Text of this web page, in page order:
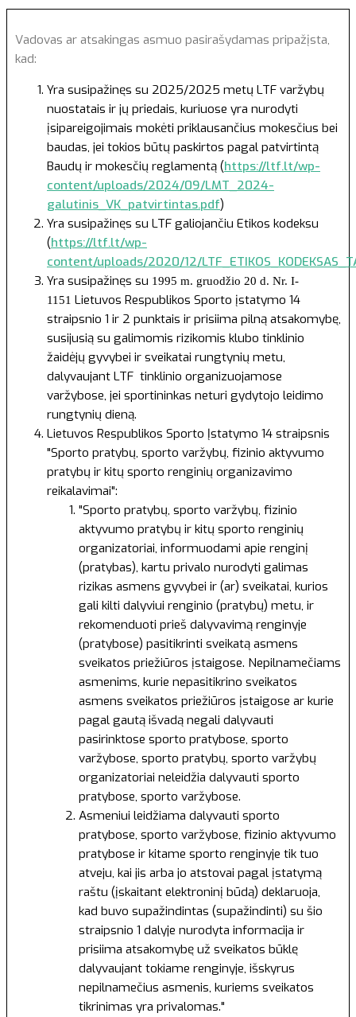
Vadovas ar atsakingas asmuo pasirašydamas pripažįsta,
kad:
Yra susipažinęs su 2025/2025 metų LTF varžybų
nuostatais ir jų priedais, kuriuose yra nurodyti
įsipareigojimais mokėti priklausančius mokesčius bei
baudas, jei tokios būtų paskirtos pagal patvirtintą
Baudų ir mokesčių reglamentą (https://ltf.lt/wp-
content/uploads/2024/09/LMT_2024-
galutinis_VK_patvirtintas.pdf)
Yra susipažinęs su LTF galiojančiu Etikos kodeksu
(https://ltf.lt/wp-
content/uploads/2020/12/
Yra susipažinęs su 1995 m. gruodžio 20 d. Nr. I-
1151 Lietuvos Respublikos Sporto įstatymo 14
straipsnio 1 ir 2 punktais ir prisiima pilną atsakomybę,
susijusią su galimomis rizikomis klubo tinklinio
žaidėjų gyvybei ir sveikatai rungtynių metu,
dalyvaujant LTF tinklinio organizuojamose
varžybose, jei sportininkas neturi gydytojo leidimo
rungtynių dieną.
Lietuvos Respublikos Sporto Įstatymo 14 straipsnis
"Sporto pratybų, sporto varžybų, fizinio aktyvumo
pratybų ir kitų sporto renginių organizavimo
reikalavimai":
"Sporto pratybų, sporto varžybų, fizinio
aktyvumo pratybų ir kitų sporto renginių
organizatoriai, informuodami apie renginį
(pratybas), kartu privalo nurodyti galimas
rizikas asmens gyvybei ir (ar) sveikatai, kurios
gali kilti dalyviui renginio (pratybų) metu, ir
rekomenduoti prieš dalyvavimą renginyje
(pratybose) pasitikrinti sveikatą asmens
sveikatos priežiūros įstaigose. Nepilnamečiams
asmenims, kurie nepasitikrino sveikatos
asmens sveikatos priežiūros įstaigose ar kurie
pagal gautą išvadą negali dalyvauti
pasirinktose sporto pratybose, sporto
varžybose, sporto pratybų, sporto varžybų
organizatoriai neleidžia dalyvauti sporto
pratybose, sporto varžybose.
Asmeniui leidžiama dalyvauti sporto
pratybose, sporto varžybose, fizinio aktyvumo
pratybose ir kitame sporto renginyje tik tuo
atveju, kai jis arba jo atstovai pagal įstatymą
raštu (įskaitant elektroninį būdą) deklaruoja,
kad buvo supažindintas (supažindinti) su šio
straipsnio 1 dalyje nurodyta informacija ir
prisiima atsakomybę už sveikatos būklę
dalyvaujant tokiame renginyje, išskyrus
nepilnamečius asmenis, kuriems sveikatos
tikrinimas yra privalomas."